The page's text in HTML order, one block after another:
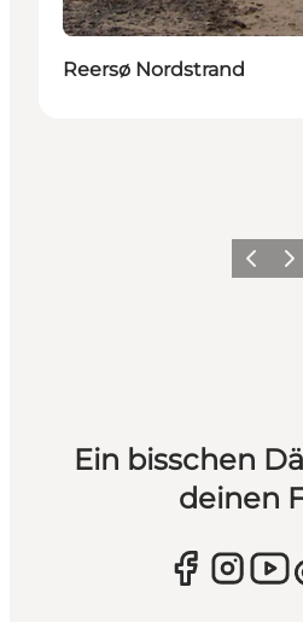
Reersø Nordstrand
Zurück
Ein bisschen
deinen